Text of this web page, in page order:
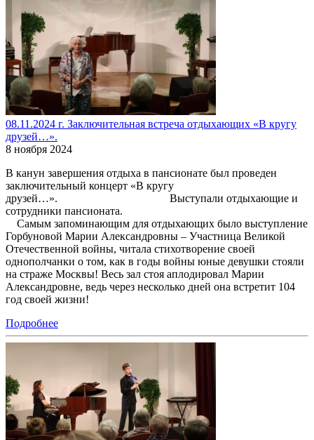
08.11.2024 г. Заключительная встреча отдыхающих «В кругу
друзей…».
8 ноября 2024
В канун завершения отдыха в пансионате был проведен
заключительный концерт «В кругу
друзей…». Выступали отдыхающие и
сотрудники пансионата.
Самым запоминающим для отдыхающих было выступление
Горбуновой Марии Александровны – Участница Великой
Отечественной войны, читала стихотворение своей
однополчанки о том, как в годы войны юные девушки стояли
на страже Москвы! Весь зал стоя аплодировал Марии
Александровне, ведь через несколько дней она встретит 104
год своей жизни!
Подробнее